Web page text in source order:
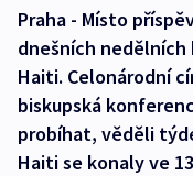
Praha - Místo
dnešních nedělních
Haiti. Celonárodní
biskupská
probíhat, věděli
Haiti se konaly ve